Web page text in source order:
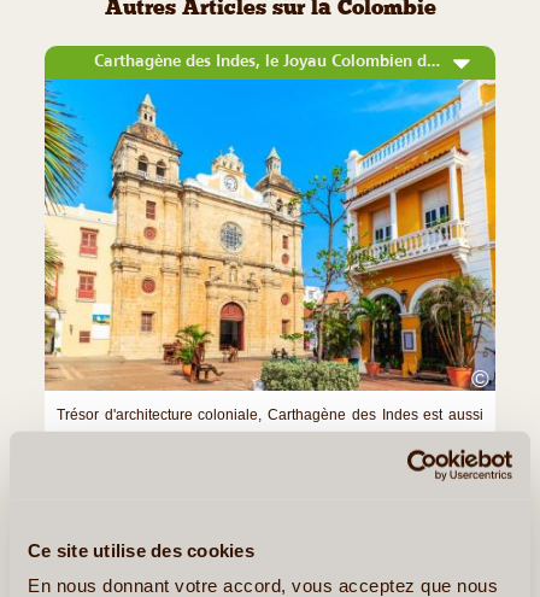
Ce site utilise des cookies
En nous donnant votre accord, vous acceptez que nous
Autres Articles sur la Colombie
Carthagène des Indes, le Joyau Colombien des Caraïbes
©
Trésor d'architecture coloniale, Carthagène des Indes est aussi
de rêves. Beaucoup de voyageurs s'y arrêtent le temps d'une
Lire la suite